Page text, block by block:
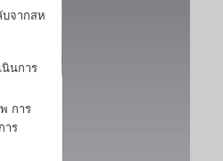
จากสห
นการ
การ
าร